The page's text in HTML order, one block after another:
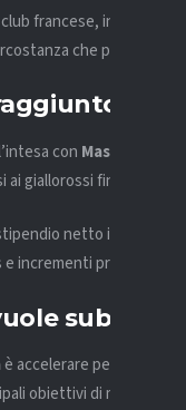
francese, infatti,
che potrebbe
con
con Mason
giallorossi fino al 2031.
netto iniziale di
incrementi progressivi
subito
è accelerare per mettere
obiettivi di mercato.